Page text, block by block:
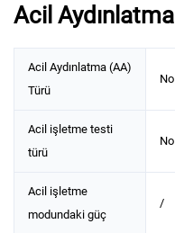
Acil Aydınlatma
Acil Aydınlatma (AA)
Türü
No
Acil işletme testi
türü
No
Acil işletme
modundaki güç
/